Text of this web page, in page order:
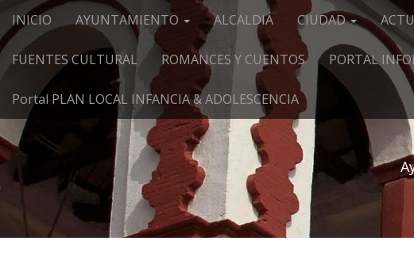
Menú principal
Saltar al contenido
INICIO AYUNTAMIENTO ALCALDIA CIUDAD
FUENTES CULTURAL ROMANCES Y CUENTOS PORTAL
Portal PLAN LOCAL INFANCIA & ADOLESCENCIA